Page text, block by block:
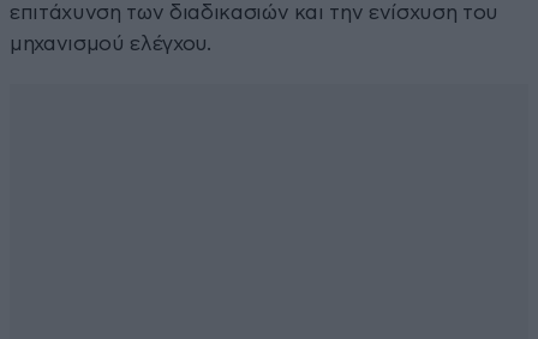
επιτάχυνση των διαδικασιών και την ενίσχυση του
μηχανισμού ελέγχου.